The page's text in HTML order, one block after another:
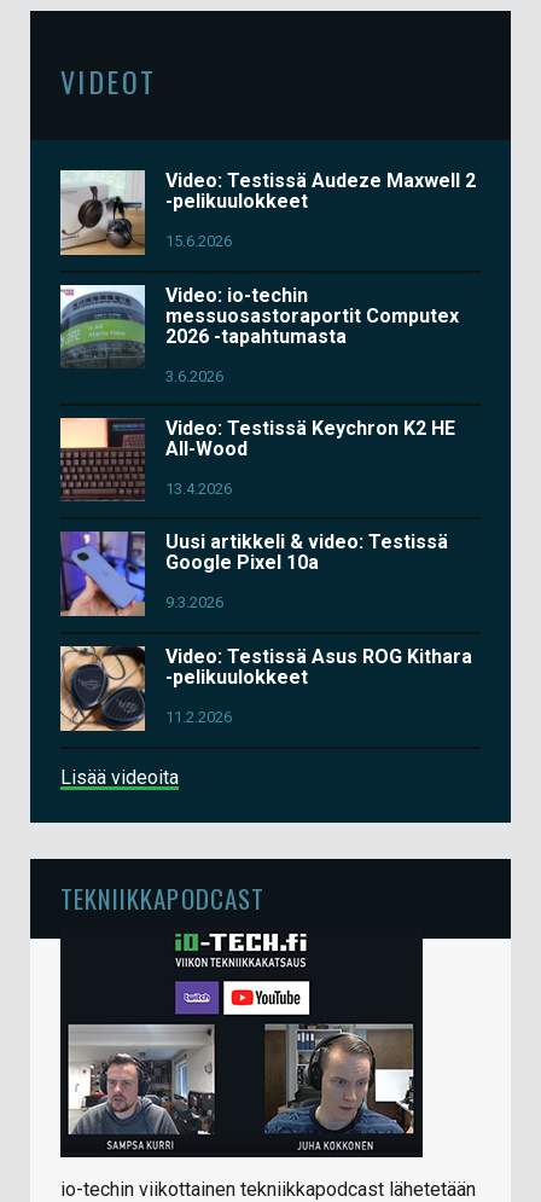
VIDEOT
Video: Testissä Audeze Maxwell 2
-pelikuulokkeet
15.6.2026
Video: io-techin
messuosastoraportit Computex
2026 -tapahtumasta
3.6.2026
Video: Testissä Keychron K2 HE
All-Wood
13.4.2026
Uusi artikkeli & video: Testissä
Google Pixel 10a
9.3.2026
Video: Testissä Asus ROG Kithara
-pelikuulokkeet
11.2.2026
Lisää videoita
TEKNIIKKAPODCAST
io-techin viikottainen tekniikkapodcast lähetetään